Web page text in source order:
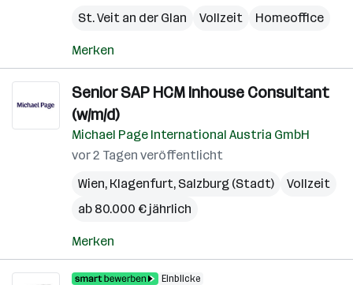
St. Veit an der Glan Vollzeit Homeoffice
Merken
Senior SAP HCM Inhouse Consultant
(w/m/d)
Michael Page International Austria GmbH
vor 2 Tagen veröffentlicht
Wien, Klagenfurt, Salzburg (Stadt)
Vollzeit
ab 80.000 € jährlich
Merken
Einblicke